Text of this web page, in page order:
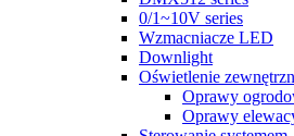
0/1~10V series
Wzmacniacze LED
Downlight
Oświetlenie
Oprawy
Oprawy